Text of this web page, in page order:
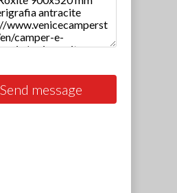
Send message